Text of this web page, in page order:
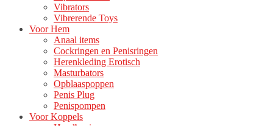
Vibrators
Vibrerende Toys
Voor Hem
Anaal items
Cockringen en Penisringen
Herenkleding Erotisch
Masturbators
Opblaaspoppen
Penis Plug
Penispompen
Voor Koppels